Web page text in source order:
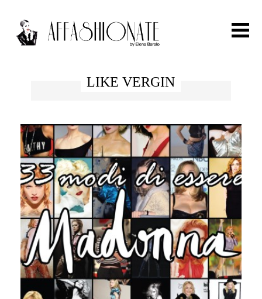
FASHION
OUTFIT
BEAUTY
TRAVEL
PARTIES
CELEB
LIKE VERGIN